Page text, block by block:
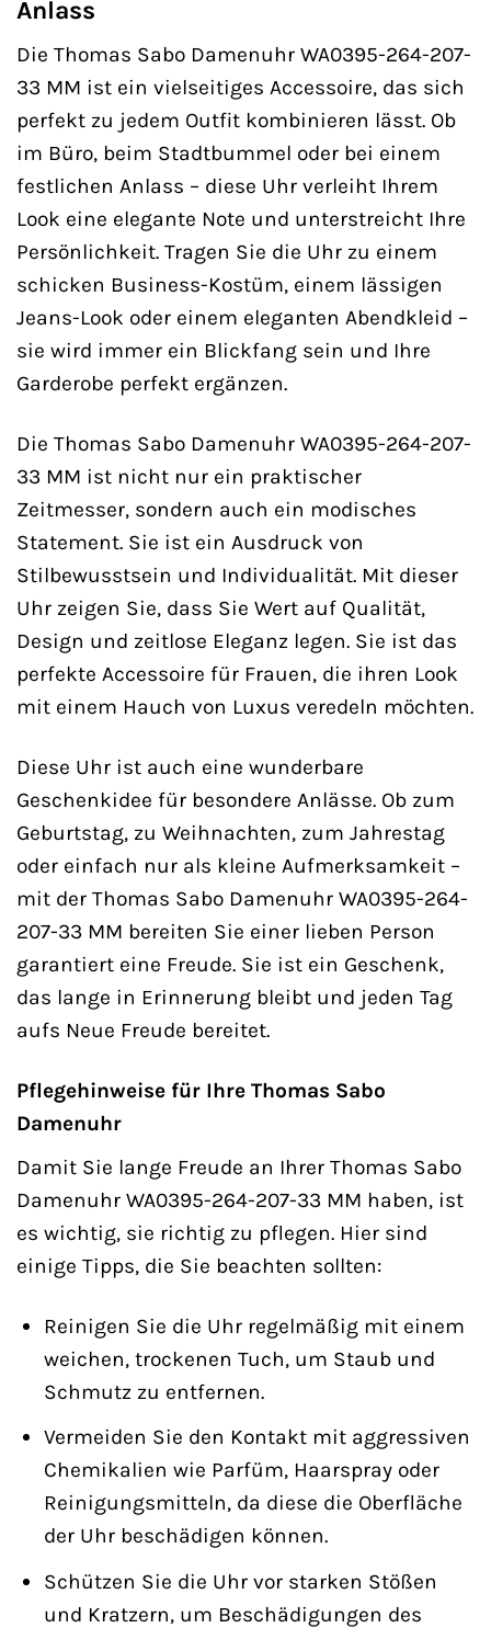
Anlass
Die Thomas Sabo Damenuhr WA0395-264-207-
33 MM ist ein vielseitiges Accessoire, das sich
perfekt zu jedem Outfit kombinieren lässt. Ob
im Büro, beim Stadtbummel oder bei einem
festlichen Anlass – diese Uhr verleiht Ihrem
Look eine elegante Note und unterstreicht Ihre
Persönlichkeit. Tragen Sie die Uhr zu einem
schicken Business-Kostüm, einem lässigen
Jeans-Look oder einem eleganten Abendkleid –
sie wird immer ein Blickfang sein und Ihre
Garderobe perfekt ergänzen.
Die Thomas Sabo Damenuhr WA0395-264-207-
33 MM ist nicht nur ein praktischer
Zeitmesser, sondern auch ein modisches
Statement. Sie ist ein Ausdruck von
Stilbewusstsein und Individualität. Mit dieser
Uhr zeigen Sie, dass Sie Wert auf Qualität,
Design und zeitlose Eleganz legen. Sie ist das
perfekte Accessoire für Frauen, die ihren Look
mit einem Hauch von Luxus veredeln möchten.
Diese Uhr ist auch eine wunderbare
Geschenkidee für besondere Anlässe. Ob zum
Geburtstag, zu Weihnachten, zum Jahrestag
oder einfach nur als kleine Aufmerksamkeit –
mit der Thomas Sabo Damenuhr WA0395-264-
207-33 MM bereiten Sie einer lieben Person
garantiert eine Freude. Sie ist ein Geschenk,
das lange in Erinnerung bleibt und jeden Tag
aufs Neue Freude bereitet.
Pflegehinweise für Ihre Thomas Sabo
Damenuhr
Damit Sie lange Freude an Ihrer Thomas Sabo
Damenuhr WA0395-264-207-33 MM haben, ist
es wichtig, sie richtig zu pflegen. Hier sind
einige Tipps, die Sie beachten sollten:
Reinigen Sie die Uhr regelmäßig mit einem
weichen, trockenen Tuch, um Staub und
Schmutz zu entfernen.
Vermeiden Sie den Kontakt mit aggressiven
Chemikalien wie Parfüm, Haarspray oder
Reinigungsmitteln, da diese die Oberfläche
der Uhr beschädigen können.
Schützen Sie die Uhr vor starken Stößen
und Kratzern, um Beschädigungen des